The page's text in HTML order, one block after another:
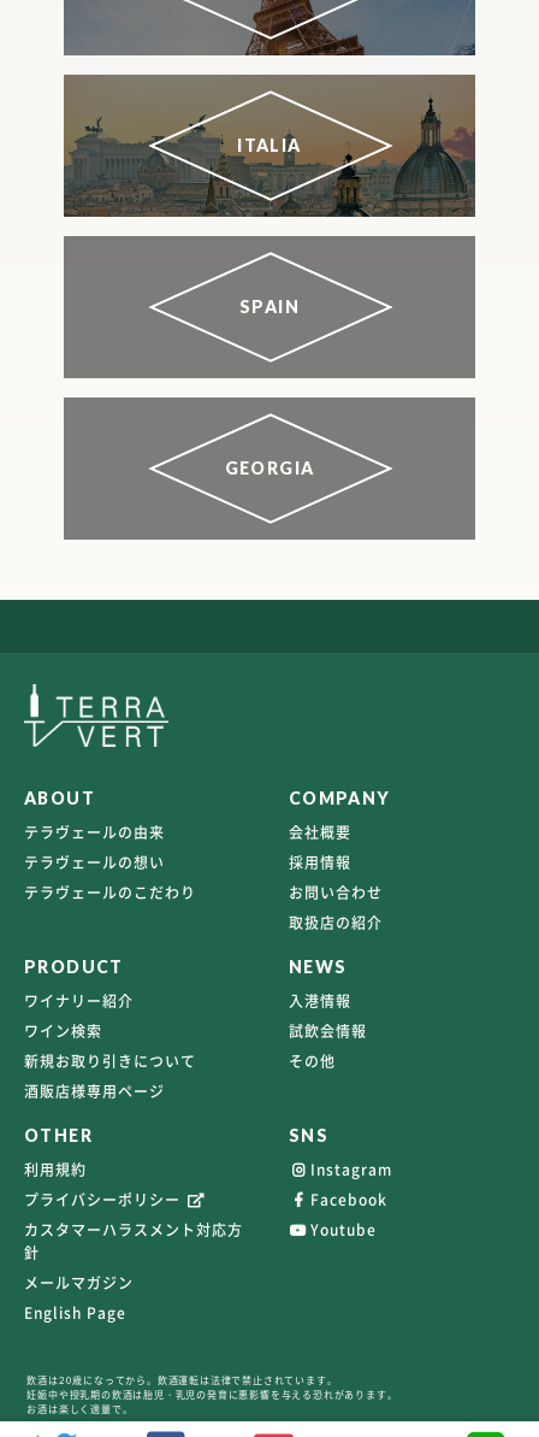
ITALIA
SPAIN
GEORGIA
ABOUT
テラヴェールの由来
テラヴェールの想い
テラヴェールのこだわり
COMPANY
会社概要
採用情報
お問い合わせ
取扱店の紹介
PRODUCT
ワイナリー紹介
ワイン検索
新規お取り引きについて
酒販店様専用ページ
NEWS
入港情報
試飲会情報
その他
OTHER
利用規約
プライバシーポリシー
カスタマーハラスメント対応方
針
メールマガジン
English Page
SNS
Instagram
Facebook
Youtube
飲酒は20歳になってから。飲酒運転は法律で禁止されています。
妊娠中や授乳期の飲酒は胎児・乳児の発育に悪影響を与える恐れがあります。
お酒は楽しく適量で。